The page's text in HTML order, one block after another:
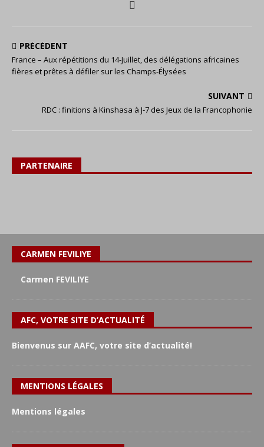
PRÉCÉDENT
France – Aux répétitions du 14-Juillet, des délégations africaines
fières et prêtes à défiler sur les Champs-Élysées
SUIVANT
RDC : finitions à Kinshasa à J-7 des Jeux de la Francophonie
PARTENAIRE
CARMEN FEVILIYE
Carmen FEVILIYE
AFC, VOTRE SITE D’ACTUALITÉ
Bienvenus sur AAFC, votre site d’actualité!
MENTIONS LÉGALES
Mentions légales